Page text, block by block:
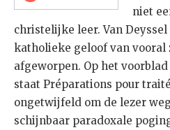
niet
christelijke leer. Van
katholieke geloof van vooral
afgeworpen. Op het
staat Préparations pour
ongetwijfeld om de lezer
schijnbaar paradoxale